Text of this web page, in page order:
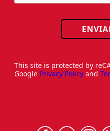
This site is protected by
Google Privacy Policy and